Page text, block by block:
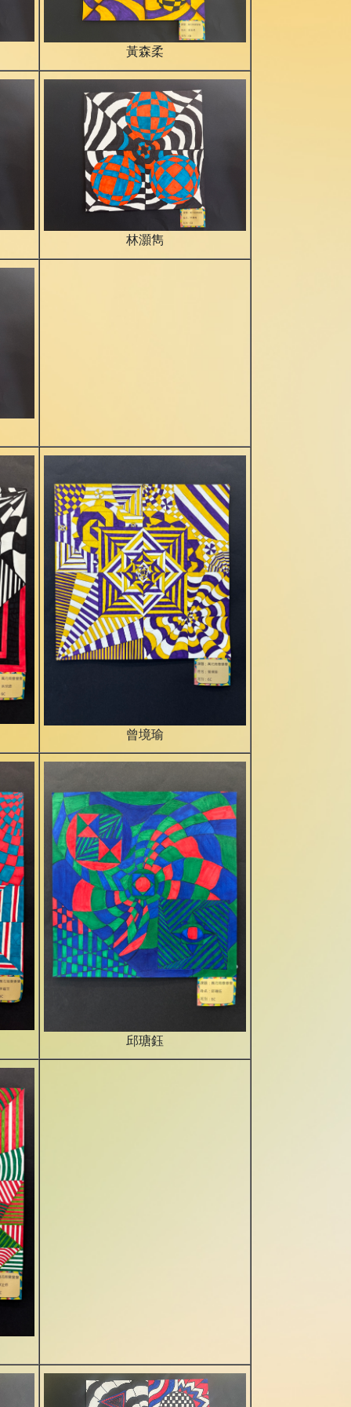
黃森柔
林灝雋
曾境瑜
邱瑭鈺